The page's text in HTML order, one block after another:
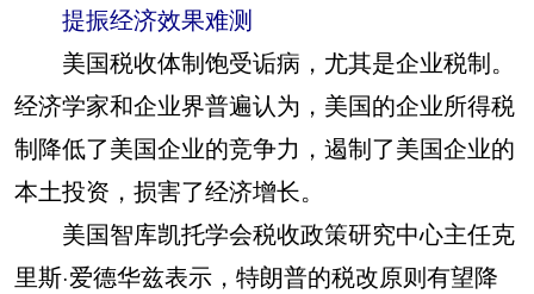
提振经济效果难测
美国税收体制饱受诟病，尤其是企业税制。
经济学家和企业界普遍认为，美国的企业所得税
制降低了美国企业的竞争力，遏制了美国企业的
本土投资，损害了经济增长。
美国智库凯托学会税收政策研究中心主任克
里斯·爱德华兹表示，特朗普的税改原则有望降